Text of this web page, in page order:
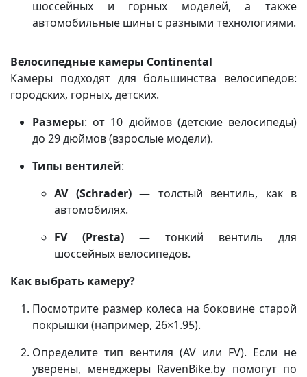
шоссейных и горных моделей, а также
автомобильные шины с разными технологиями.
Велосипедные камеры Continental
Камеры подходят для большинства велосипедов:
городских, горных, детских.
Размеры: от 10 дюймов (детские велосипеды)
до 29 дюймов (взрослые модели).
Типы вентилей:
AV (Schrader)— толстый вентиль, как в
автомобилях.
FV (Presta) — тонкий вентиль для
шоссейных велосипедов.
Как выбрать камеру?
Посмотрите размер колеса на боковине старой
покрышки (например, 26×1.95).
Определите тип вентиля (AV или FV). Если не
уверены, менеджеры RavenBike.by помогут по